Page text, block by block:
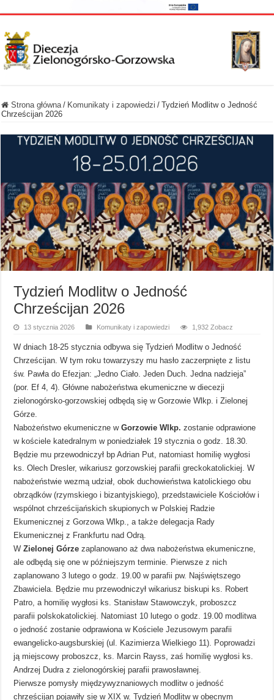
Strona główna / Komunikaty i zapowiedzi / Tydzień Modlitw o Jedność
Chrześcijan 2026
Tydzień Modlitw o Jedność
Chrześcijan 2026
13 stycznia 2026 Komunikaty i zapowiedzi 1,932 Zobacz
W dniach 18-25 stycznia odbywa się Tydzień Modlitw o Jedność
Chrześcijan. W tym roku towarzyszy mu hasło zaczerpnięte z listu
św. Pawła do Efezjan: „Jedno Ciało. Jeden Duch. Jedna nadzieja”
(por. Ef 4, 4). Główne nabożeństwa ekumeniczne w diecezji
zielonogórsko-gorzowskiej odbędą się w Gorzowie Wlkp. i Zielonej
Górze.
Nabożeństwo ekumeniczne wGorzowie Wlkp. zostanie odprawione
w kościele katedralnym w poniedziałek 19 stycznia o godz. 18.30.
Będzie mu przewodniczył bp Adrian Put, natomiast homilię wygłosi
ks. Olech Dresler, wikariusz gorzowskiej parafii greckokatolickiej. W
nabożeństwie wezmą udział, obok duchowieństwa katolickiego obu
obrządków (rzymskiego i bizantyjskiego), przedstawiciele Kościołów i
wspólnot chrześcijańskich skupionych w Polskiej Radzie
Ekumenicznej z Gorzowa Wlkp., a także delegacja Rady
Ekumenicznej z Frankfurtu nad Odrą.
WZielonej Górze zaplanowano aż dwa nabożeństwa ekumeniczne,
ale odbędą się one w późniejszym terminie. Pierwsze z nich
zaplanowano 3 lutego o godz. 19.00 w parafii pw. Najświętszego
Zbawiciela. Będzie mu przewodniczył wikariusz biskupi ks. Robert
Patro, a homilię wygłosi ks. Stanisław Stawowczyk, proboszcz
parafii polskokatolickiej. Natomiast 10 lutego o godz. 19.00 modlitwa
o jedność zostanie odprawiona w Kościele Jezusowym parafii
ewangelicko-augsburskiej (ul. Kazimierza Wielkiego 11). Poprowadzi
ją miejscowy proboszcz, ks. Marcin Rayss, zaś homilię wygłosi ks.
Andrzej Dudra z zielonogórskiej parafii prawosławnej.
Pierwsze pomysły międzywyznaniowych modlitw o jedność
chrześcijan pojawiły się w XIX w. Tydzień Modlitw w obecnym